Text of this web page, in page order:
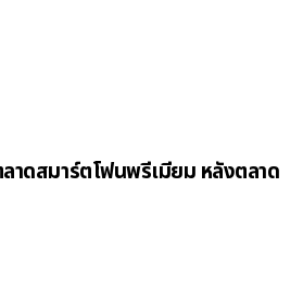
ดสมาร์ตโฟนพรีเมียม หลังตลาด